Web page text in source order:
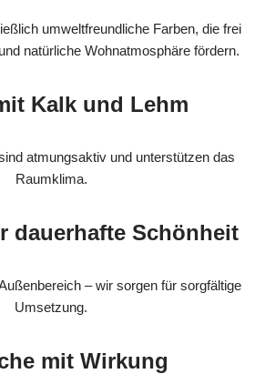
umweltfreundliche Farben, die frei
natürliche Wohnatmosphäre fördern.
Kalk und Lehm
atmungsaktiv und unterstützen das
Raumklima.
dauerhafte Schönheit
– wir sorgen für sorgfältige
Umsetzung.
mit Wirkung